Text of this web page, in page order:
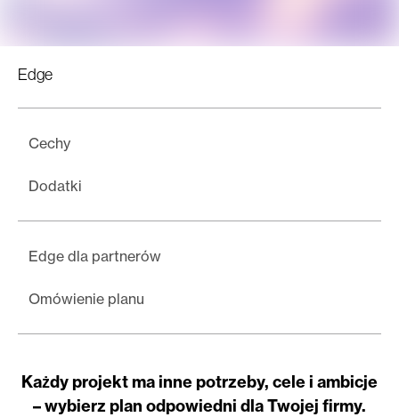
Edge
Cechy
Dodatki
Edge dla partnerów
Omówienie planu
Każdy projekt ma inne potrzeby, cele i ambicje
– wybierz plan odpowiedni dla Twojej firmy.